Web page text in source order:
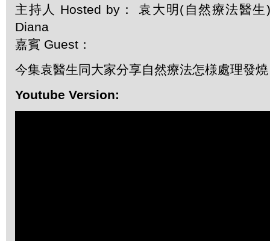
主持人 Hosted by： 袁大明(自然療法醫生
Diana
嘉賓 Guest：
今集袁醫生同大家分享自然療法怎様處理發燒
Youtube Version: